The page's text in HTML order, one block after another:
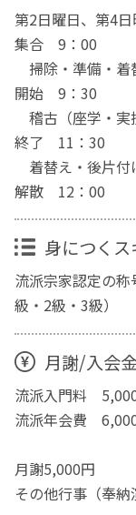
第2日曜日、第4日
集合 9：00
掃除・準備・着
開始 9：30
稽古（座学・実
終了 11：30
着替え・後片付
解散 12：00
身につく
流派宗家認定の
級・2級・3級）
月謝/入会
流派入門料
流派年会費
月謝5,000円
その他行事（奉